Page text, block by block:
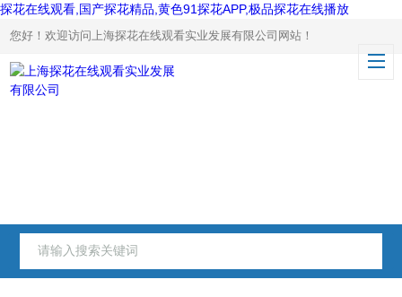
探花在线观看,国产探花精品,黄色91探花APP,极品探花在线播放
您好！欢迎访问上海探花在线观看实业发展有限公司网站！